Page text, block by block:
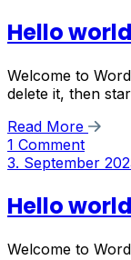
Hello
Welcome to
delete it, then
Read More
1 Comment
3. September
Hello
Welcome to